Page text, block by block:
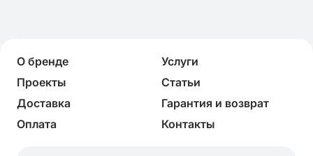
О бренде
Услуги
Проекты
Статьи
Доставка
Гарантия и возврат
Оплата
Контакты